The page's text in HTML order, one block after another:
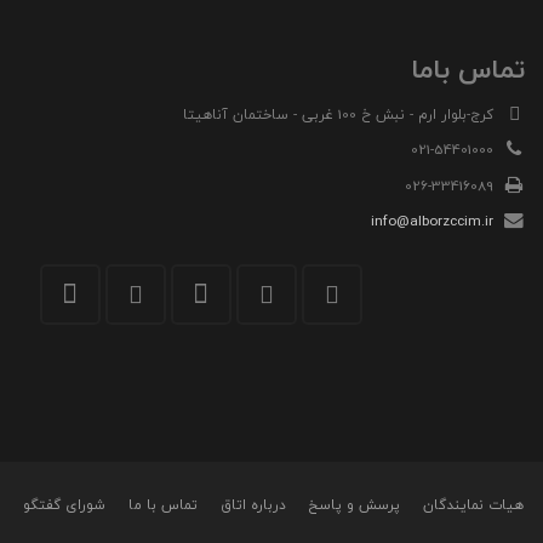
تماس باما
کرج-بلوار ارم - نبش خ 100 غربی - ساختمان آناهیتا
021-54401000
026-33416089
info@alborzccim.ir
هیات نمایندگان پرسش و پاسخ درباره اتاق تماس با ما شورای گفتگو